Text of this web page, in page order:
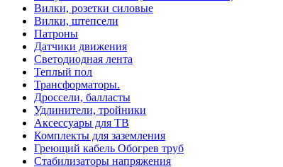
Вилки, розетки силовые
Вилки, штепсели
Патроны
Датчики движения
Светодиодная лента
Теплый пол
Трансформаторы.
Дроссели, балласты
Удлинители, тройники
Аксессуары для ТВ
Комплекты для заземления
Греющий кабель Обогрев труб
Стабилизаторы напряжения